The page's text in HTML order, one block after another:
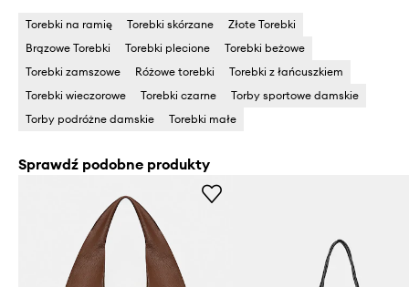
Torebki na ramię Torebki skórzane
Złote Torebki
Brązowe Torebki
Torebki plecione
Torebki beżowe
Torebki zamszowe
Różowe torebki
Torebki z łańcuszkiem
Torebki wieczorowe
Torebki czarne
Torby sportowe damskie
Torby podróżne damskie
Torebki małe
Sprawdź podobne produkty